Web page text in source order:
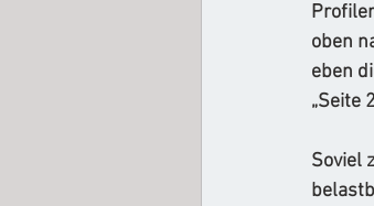
oben
eben
„Seite
Soviel